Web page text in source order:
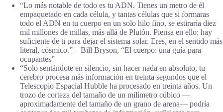
“Lo más notable de todo es tu ADN. Tienes un metro de él
empaquetado en cada célula, y tantas células que si formaras
todo el ADN en tu cuerpo en un solo hilo fino, se estiraría diez
mil millones de millas, más allá de Plutón. Piensa en ello: hay
suficiente de ti para dejar el sistema solar. Eres, en el sentido más
literal, cósmico.”―Bill Bryson, “El cuerpo: una guía para
ocupantes”
“Solo sentándote en silencio, sin hacer nada en absoluto, tu
cerebro procesa más información en treinta segundos que el
Telescopio Espacial Hubble ha procesado en treinta años. Un
trozo de corteza del tamaño de un milímetro cúbico —
aproximadamente del tamaño de un grano de arena— podría